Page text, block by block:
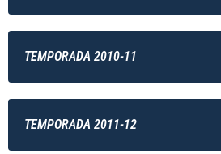
TEMPORADA 2010-11
TEMPORADA 2011-12